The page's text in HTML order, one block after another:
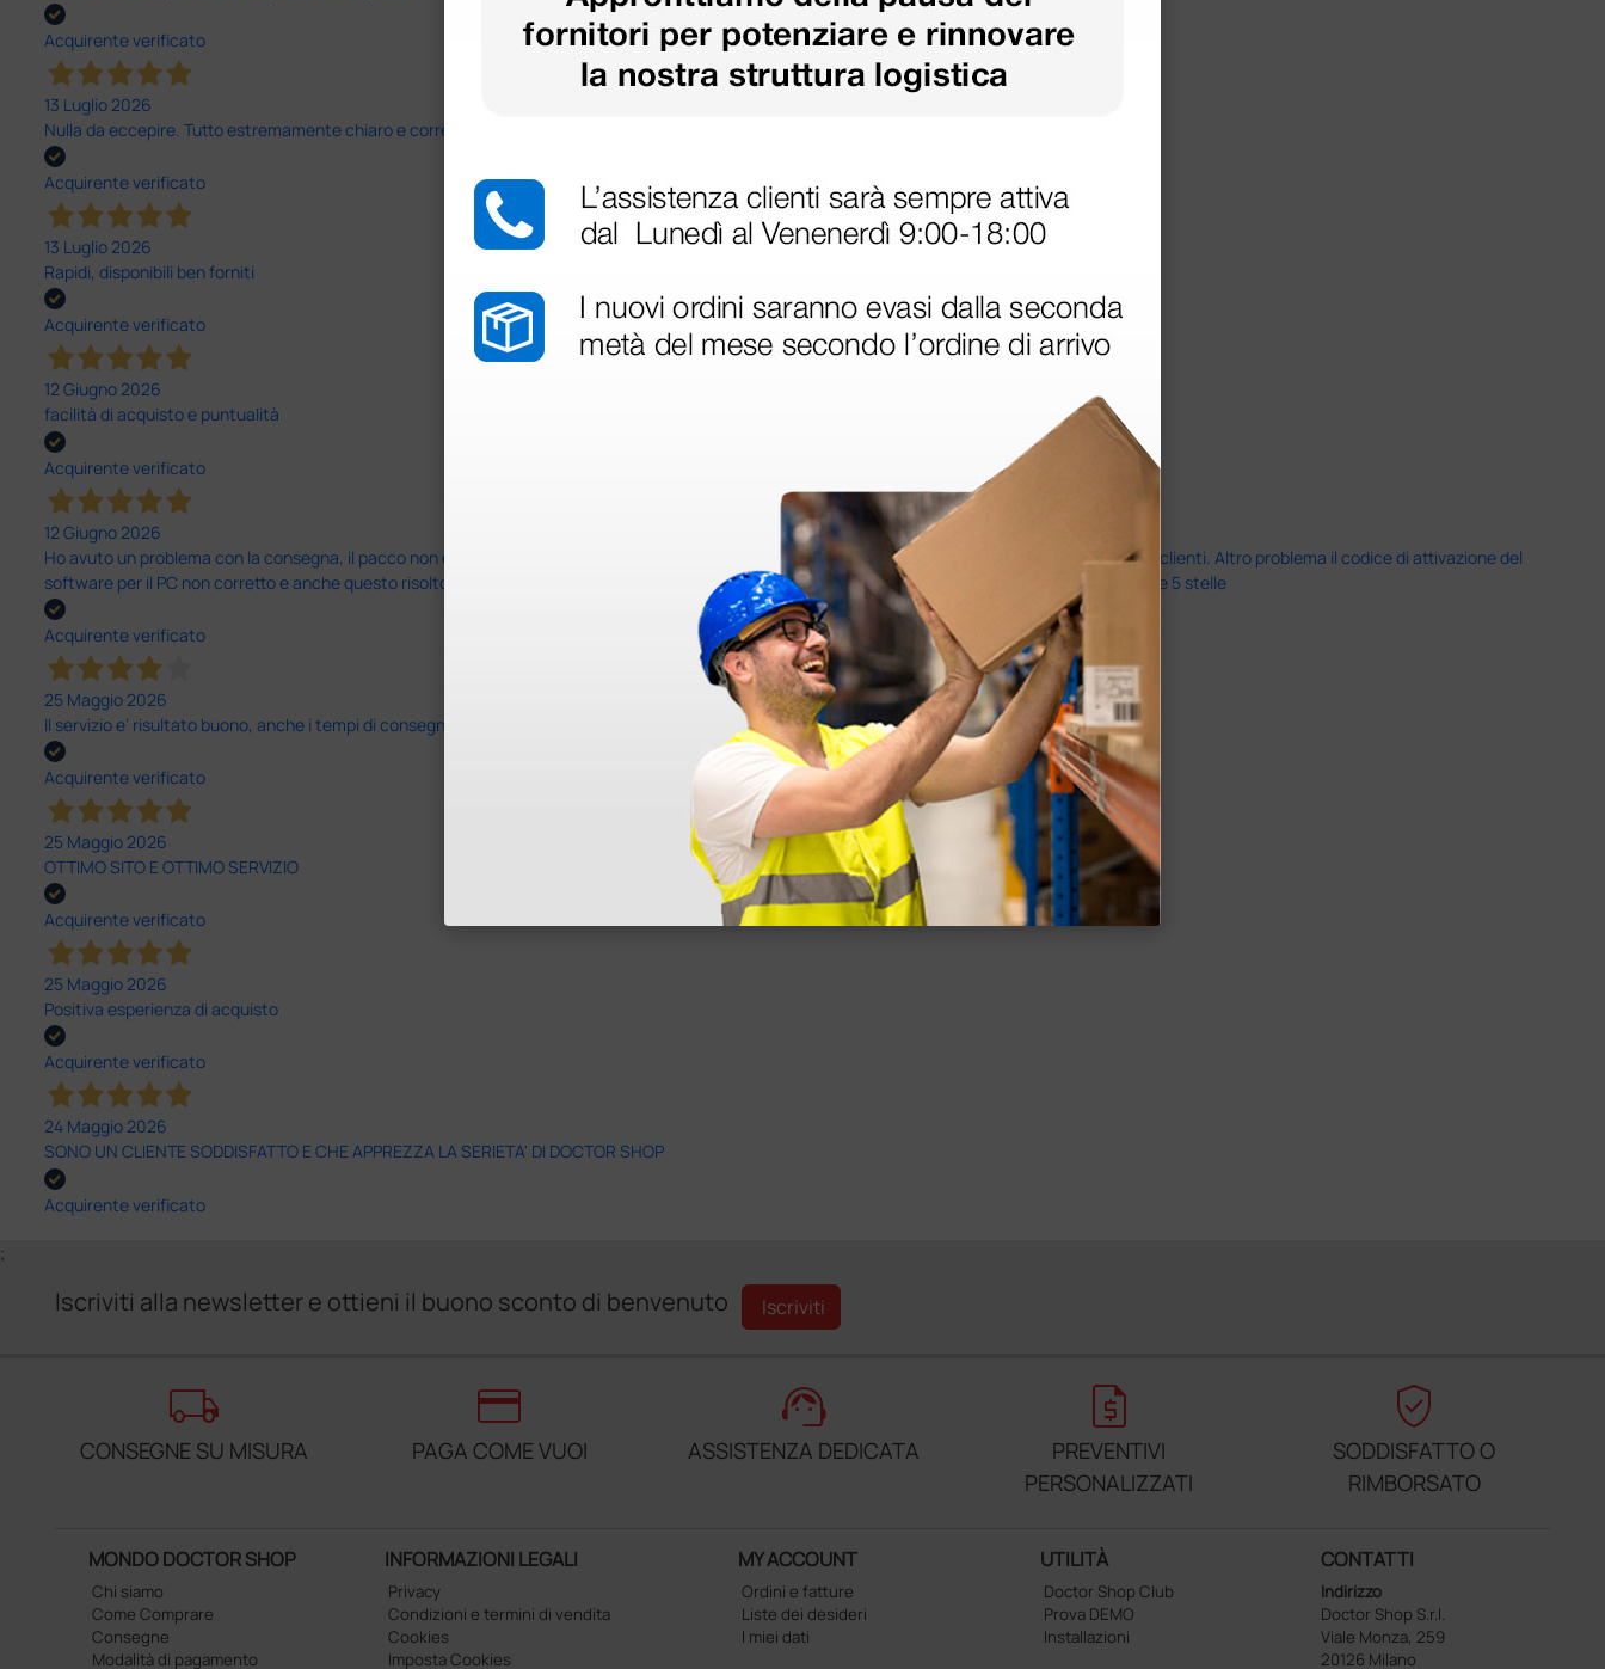
Acquirente verificato
13 Luglio 2026
Nulla da eccepire. Tutto estremamente chiaro e corretto, dall’ordine alla consegna.
Acquirente verificato
13 Luglio 2026
Rapidi, disponibili ben forniti
Acquirente verificato
12 Giugno 2026
facilità di acquisto e puntualità
Acquirente verificato
12 Giugno 2026
Ho avuto un problema con la consegna, il pacco non è stato consegnato ma messo in giacenza. Il problema è stato prontamente risolto dal servizio clienti. Altro problema il codice di attivazione del
software per il PC non corretto e anche questo risolto in modo rapido professionale e immediato. Assistenza super disponibile e professionale più che 5 stelle
Acquirente verificato
25 Maggio 2026
Il servizio e’ risultato buono, anche i tempi di consegna
Acquirente verificato
25 Maggio 2026
OTTIMO SITO E OTTIMO SERVIZIO
Acquirente verificato
25 Maggio 2026
Positiva esperienza di acquisto
Acquirente verificato
24 Maggio 2026
SONO UN CLIENTE SODDISFATTO E CHE APPREZZA LA SERIETA' DI DOCTOR SHOP
Acquirente verificato
;
Iscriviti alla newsletter e ottieni il buono sconto di benvenuto Iscriviti
local_shipping
CONSEGNE SU MISURA
credit_card
PAGA COME VUOI
support_agent
ASSISTENZA DEDICATA
request_quote
PREVENTIVI
PERSONALIZZATI
verified_user
SODDISFATTO O
RIMBORSATO
MONDO DOCTOR SHOP
Chi siamo
Come Comprare
Consegne
Modalità di pagamento
INFORMAZIONI LEGALI
Privacy
Condizioni e termini di vendita
Cookies
Imposta Cookies
MY ACCOUNT
Ordini e fatture
Liste dei desideri
I miei dati
UTILITÀ
Doctor Shop Club
Prova DEMO
Installazioni
CONTATTI
Indirizzo
Doctor Shop S.r.l.
Viale Monza, 259
20126 Milano